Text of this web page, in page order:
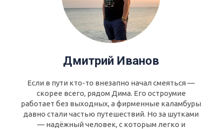
Дмитрий Иванов
Если в пути кто-то внезапно начал смеяться —
скорее всего, рядом Дима. Его остроумие
работает без выходных, а фирменные каламбуры
давно стали частью путешествий. Но за шутками
— надёжный человек, с которым легко и